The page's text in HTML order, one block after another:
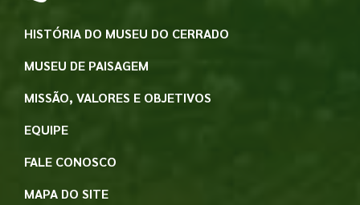
HISTÓRIA DO MUSEU DO CERRADO
MUSEU DE PAISAGEM
MISSÃO, VALORES E OBJETIVOS
EQUIPE
FALE CONOSCO
MAPA DO SITE